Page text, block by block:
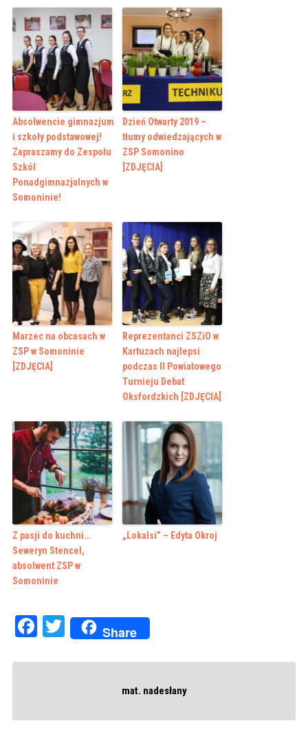
Absolwencie gimnazjum
i szkoły podstawowej!
Zapraszamy do Zespołu
Szkól
Ponadgimnazjalnych w
Somoninie!
Dzień Otwarty 2019 –
tłumy odwiedzających w
ZSP Somonino
[ZDJĘCIA]
Marzec na obcasach w
ZSP w Somoninie
[ZDJĘCIA]
Reprezentanci ZSZiO w
Kartuzach najlepsi
podczas II Powiatowego
Turnieju Debat
Oksfordzkich [ZDJĘCIA]
Z pasji do kuchni…
Seweryn Stencel,
absolwent ZSP w
Somoninie
„Lokalsi” – Edyta Okroj
Facebook
Twitter
Share
mat. nadesłany